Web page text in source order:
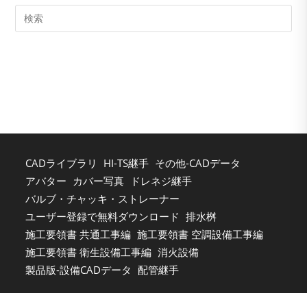
CADライブラリ HI-TS継手 その他-CADデータ
アバター カバー写真
ドレネジ継手
バルブ・チャッキ・ストレーナー
ユーザー登録で無料ダウンロード 排水桝
施工要領書 共通工事編 施工要領書 空調設備工事編
施工要領書 衛生設備工事編 消火設備
製品版-設備CADデータ 配管継手